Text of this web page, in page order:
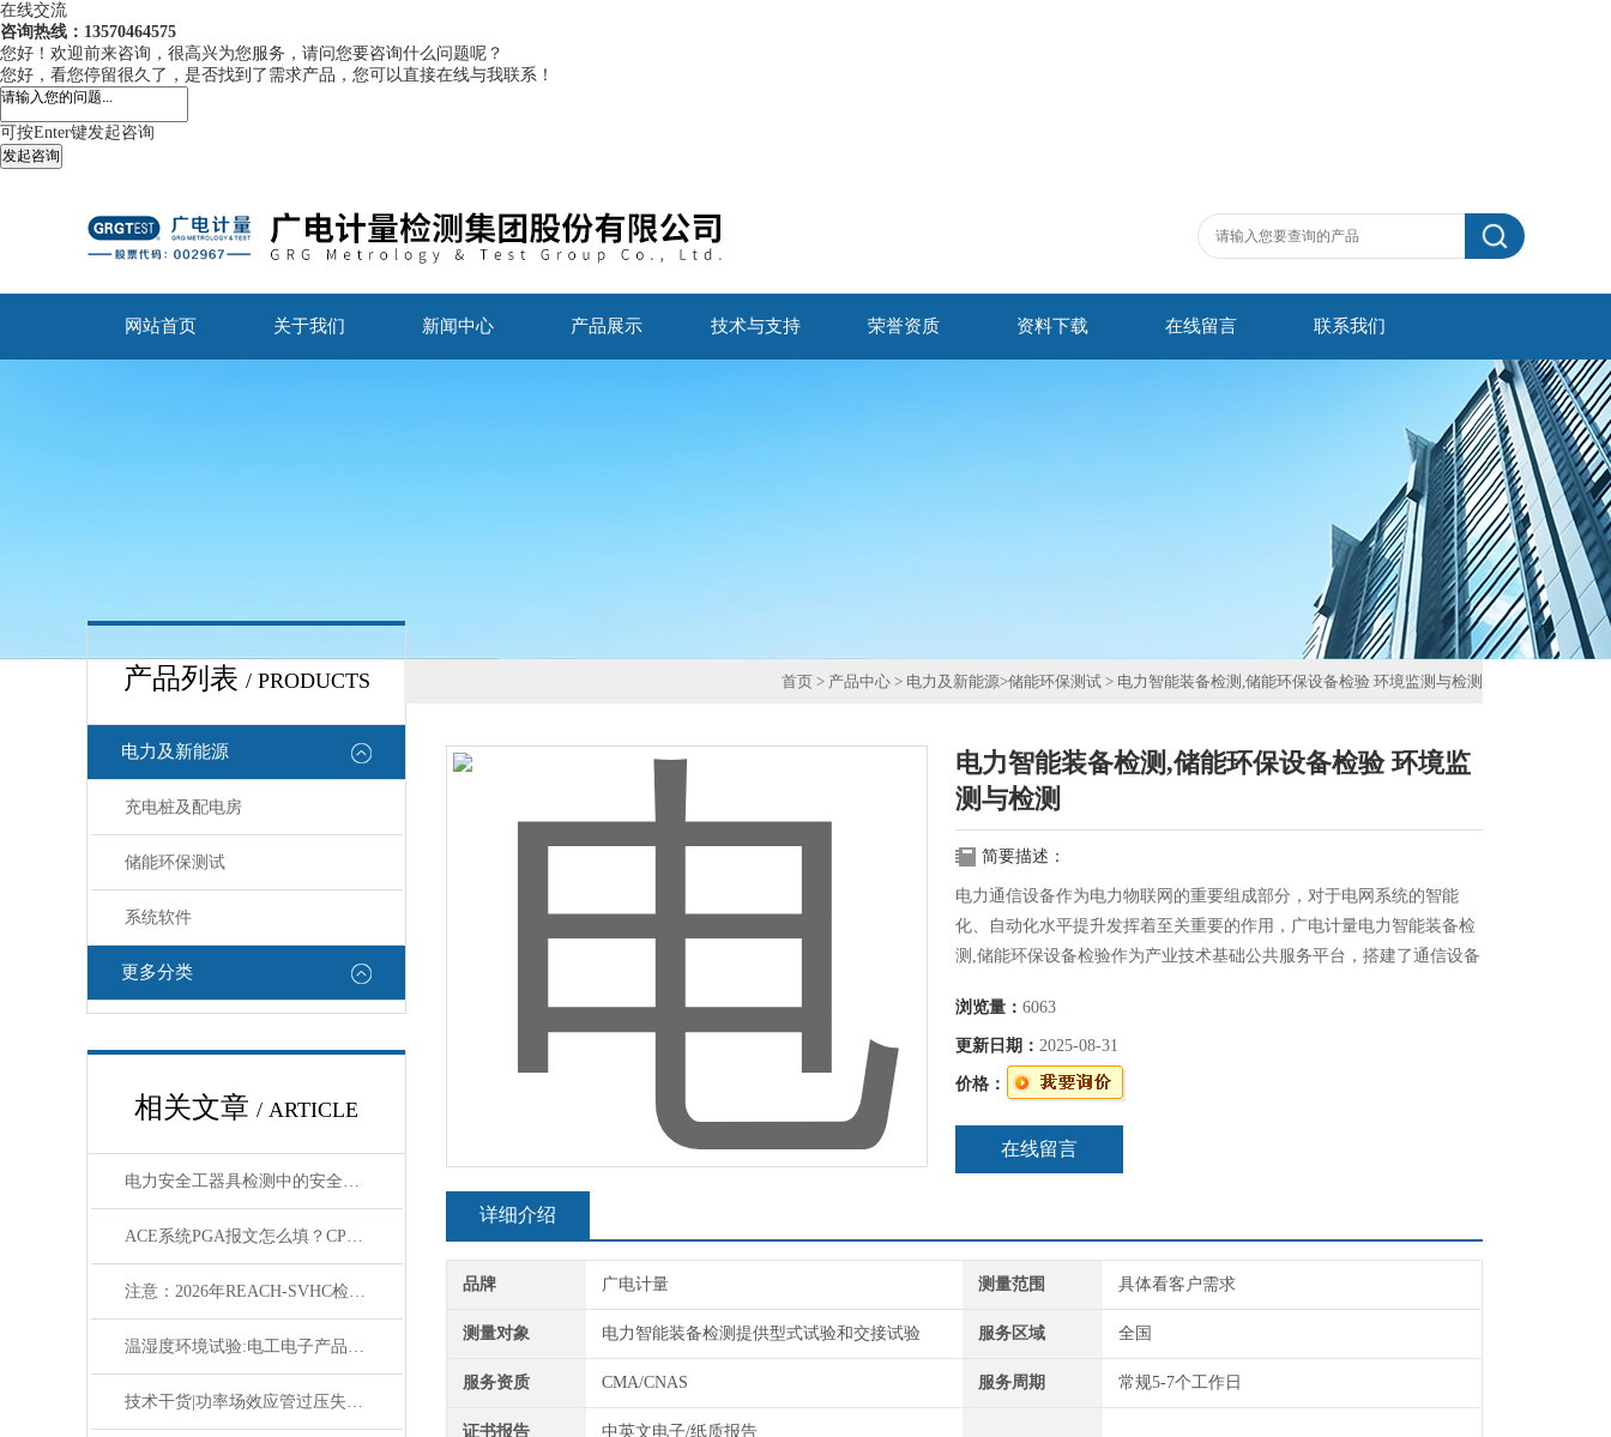
在线交流
咨询热线：13570464575
您好！欢迎前来咨询，很高兴为您服务，请问您要咨询什么问题呢？
您好，看您停留很久了，是否找到了需求产品，您可以直接在线与我联系！
可按Enter键发起咨询
发起咨询
网站首页 关于我们 新闻中心 产品展示 技术与支持 荣誉资质 资料下载 在线留言 联系我们
产品列表 / PRODUCTS
电力及新能源
充电桩及配电房
储能环保测试
系统软件
更多分类
相关文章 / ARTICLE
电力安全工器具检测中的安全防护措施有哪些？
ACE系统PGA报文怎么填？CPSC电子申报7项数据详解
注意：2026年REACH-SVHC检测迎来新一轮增补
温湿度环境试验:电工电子产品可靠性试验标准解读
技术干货|功率场效应管过压失效机理及典型特征分析
首页 > 产品中心 > 电力及新能源>储能环保测试 > 电力智能装备检测,储能环保设备检验 环境监测与检测
电力智能装备检测,储能环保设备检验 环境监
测与检测
简要描述：
电力通信设备作为电力物联网的重要组成部分，对于电网系统的智能
化、自动化水平提升发挥着至关重要的作用，广电计量电力智能装备检
测,储能环保设备检验作为产业技术基础公共服务平台，搭建了通信设备
务。
浏览量： 6063
更新日期： 2025-08-31
价格：
在线留言
详细介绍
品牌 广电计量 测量范围 具体看客户需求
测量对象 电力智能装备检测提供型式试验和交接试验 服务区域 全国
服务资质 CMA/CNAS 服务周期 常规5-7个工作日
证书报告 中英文电子/纸质报告